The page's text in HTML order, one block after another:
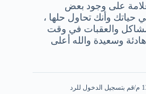
على وجود بعض
حياتك وأنك تحاول حلها ،
والعقبات في وقت
وسعيدة والله أعلى
قم بتسجيل الدخول للرد